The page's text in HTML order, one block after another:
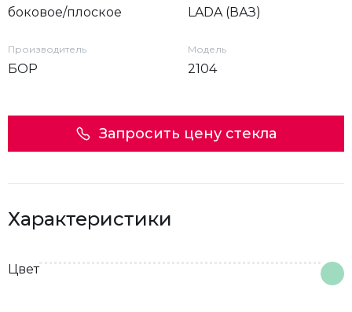
боковое/плоское LADA (ВАЗ)
Производитель
БОР
Модель
2104
Запросить цену стекла
Характеристики
Цвет